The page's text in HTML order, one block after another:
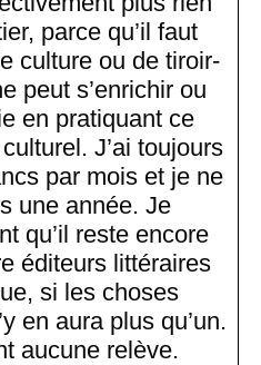
parce qu’il faut
culture ou de tiroir-
peut s’enrichir ou
en pratiquant ce
J’ai toujours
par mois et je ne
une année. Je
qu’il reste encore
éditeurs littéraires
si les choses
en aura plus qu’un.
aucune relève.